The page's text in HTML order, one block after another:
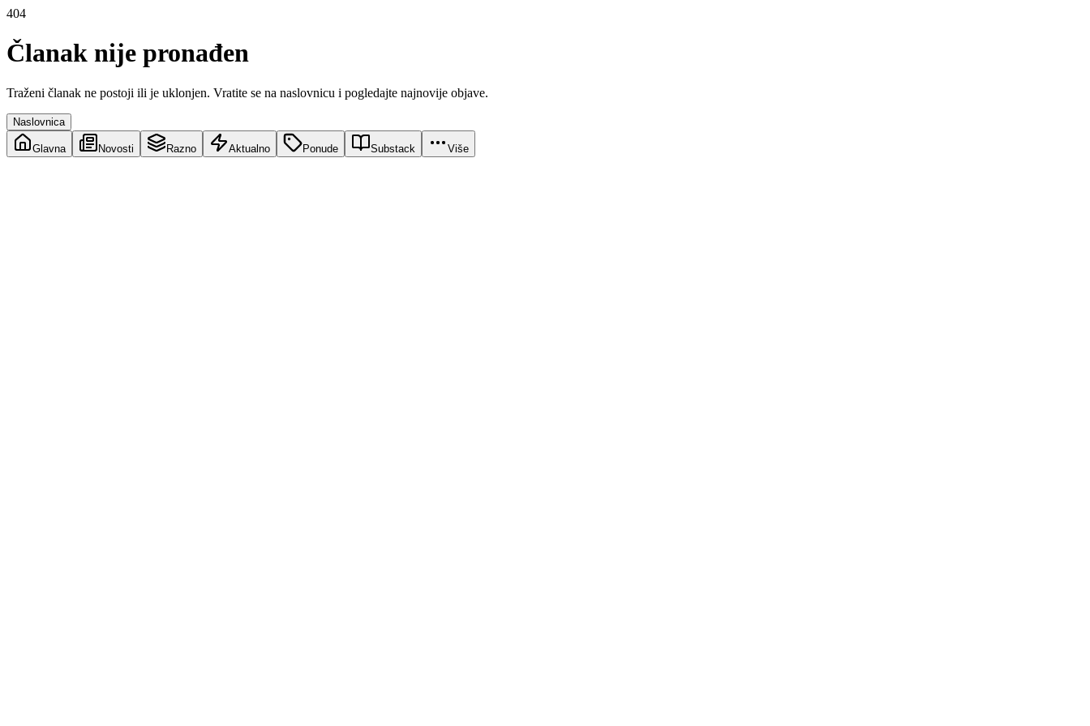
404
Članak nije pronađen
Traženi članak ne postoji ili je uklonjen. Vratite se na naslovnicu i pogledajte najnovije objave.
Naslovnica
Glavna Novosti Razno Aktualno Ponude Substack Više